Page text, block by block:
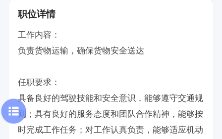
职位详情
工作内容：
负责货物运输，确保货物安全送达
任职要求：
具备良好的驾驶技能和安全意识，能够遵守交通规
则；具有良好的服务态度和团队合作精神，能够按
时完成工作任务；对工作认真负责，能够适应机动